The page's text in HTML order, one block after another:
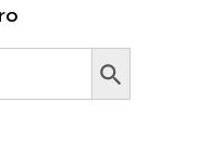
Search Button